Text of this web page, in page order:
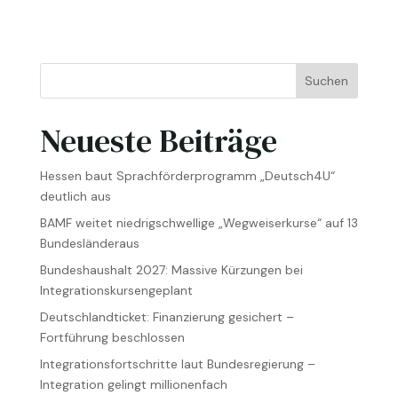
Suchen
Neueste Beiträge
Hessen baut Sprachförderprogramm „Deutsch4U“
deutlich aus
BAMF weitet niedrigschwellige „Wegweiserkurse“ auf 13
Bundesländeraus
Bundeshaushalt 2027: Massive Kürzungen bei
Integrationskursengeplant
Deutschlandticket: Finanzierung gesichert –
Fortführung beschlossen
Integrationsfortschritte laut Bundesregierung –
Integration gelingt millionenfach